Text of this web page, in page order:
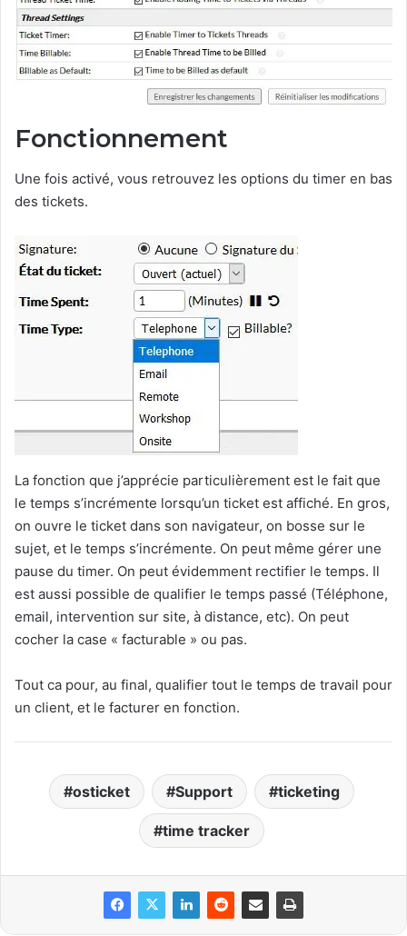
Fonctionnement
Une fois activé, vous retrouvez les options du timer en bas
des tickets.
La fonction que j’apprécie particulièrement est le fait que
le temps s’incrémente lorsqu’un ticket est affiché. En gros,
on ouvre le ticket dans son navigateur, on bosse sur le
sujet, et le temps s’incrémente. On peut même gérer une
pause du timer. On peut évidemment rectifier le temps. Il
est aussi possible de qualifier le temps passé (Téléphone,
email, intervention sur site, à distance, etc). On peut
cocher la case « facturable » ou pas.
Tout ca pour, au final, qualifier tout le temps de travail pour
un client, et le facturer en fonction.
osticket Support ticketing
time tracker